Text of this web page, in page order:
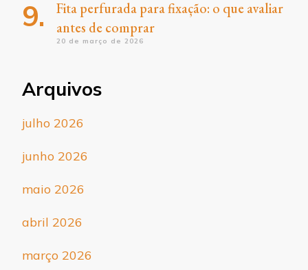
Fita perfurada para fixação: o que avaliar
antes de comprar
20 de março de 2026
Arquivos
julho 2026
junho 2026
maio 2026
abril 2026
março 2026